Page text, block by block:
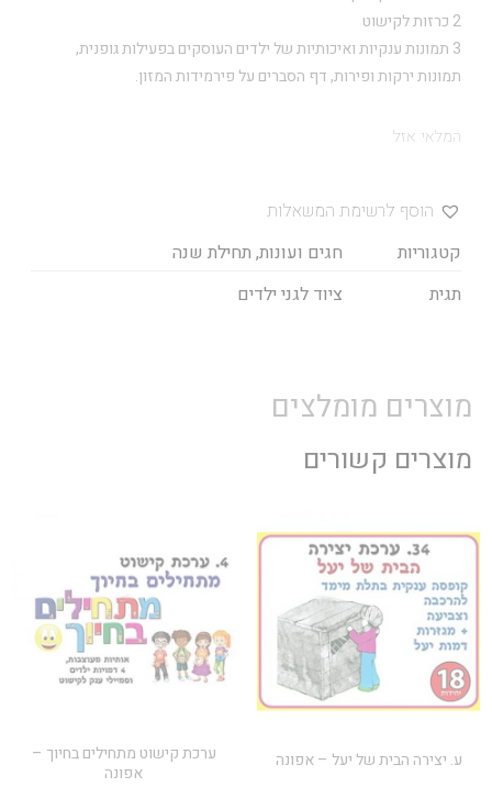
2 כרזות לקישוט
3 תמונות ענקיות ואיכותיות של ילדים העוסקים בפעילות גופנית,
תמונות ירקות ופירות, דף הסברים על פירמידות המזון.
המלאי אזל
הוסף לרשימת המשאלות
קטגוריות
חגים ועונות, תחילת שנה
תגית
ציוד לגני ילדים
מוצרים מומלצים
מוצרים קשורים
ע. יצירה הבית של יעל – אפונה
ערכת קישוט מתחילים בחיוך –
אפונה